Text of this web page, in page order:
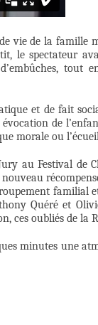
vie de la famille
le spectateur
tout
et de fait
de
morale ou
au Festival de
familial
Quéré et
ces oubliés de la
minutes une